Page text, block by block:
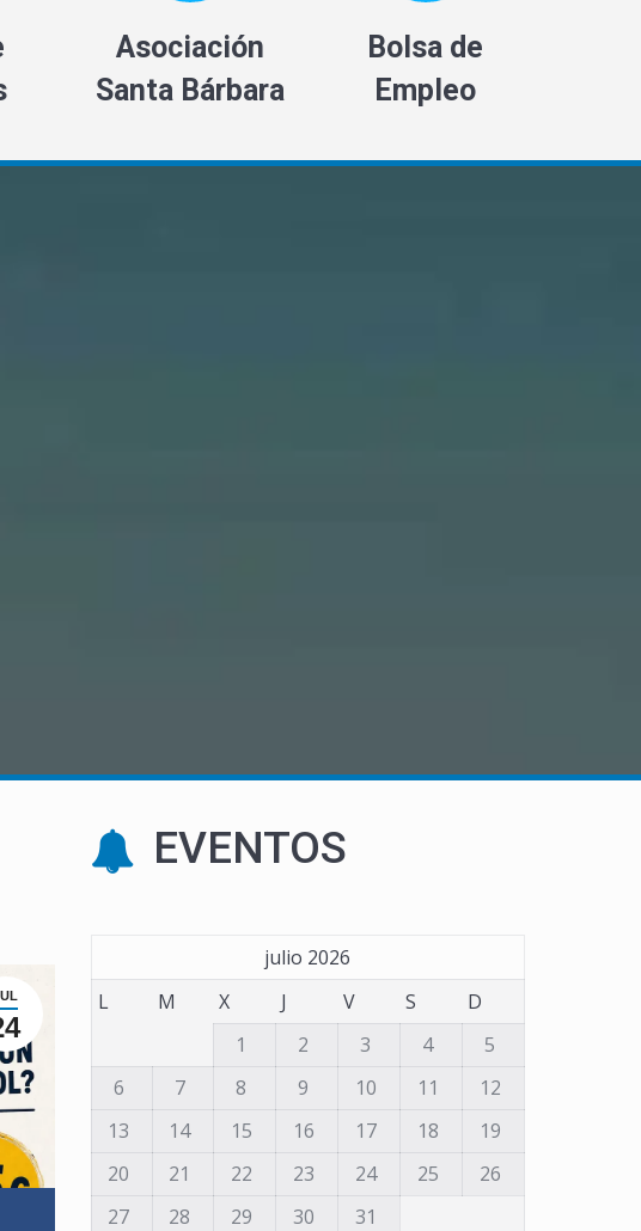
Asociación
Santa Bárbara
Bolsa de
Empleo
EVENTOS
julio 2026
L
M X J V S
D
1
2 3 4
5
6
7 8 9 10 11
12
13
14 15 16 17 18
19
20
21 22 23 24 25
26
27
28 29 30
31